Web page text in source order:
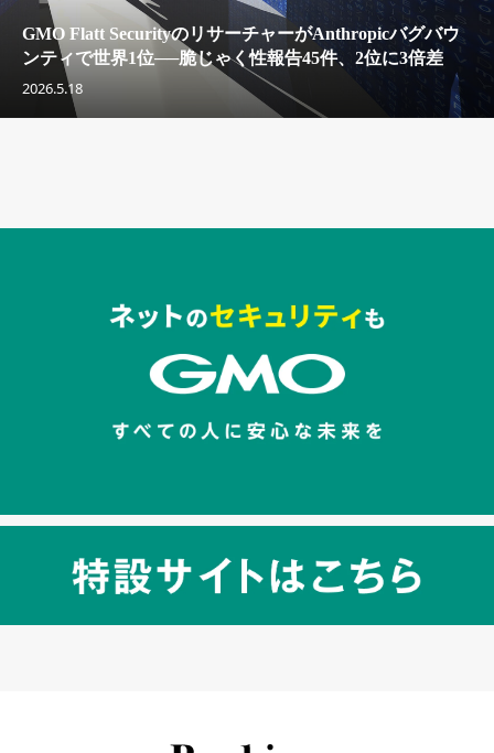
GMO Flatt SecurityのリサーチャーがAnthropicバグバウ
ンティで世界1位──脆じゃく性報告45件、2位に3倍差
2026.5.18
セキュリティキャンペーンでのバナー